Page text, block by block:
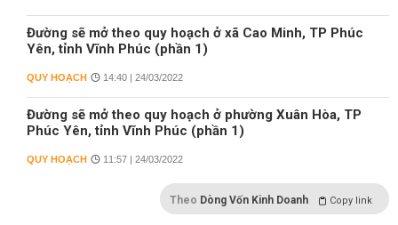
Đường sẽ mở theo quy hoạch ở xã Cao Minh, TP Phúc
Yên, tỉnh Vĩnh Phúc (phần 1)
QUY HOẠCH 14:40 | 24/03/2022
Đường sẽ mở theo quy hoạch ở phường Xuân Hòa, TP
Phúc Yên, tỉnh Vĩnh Phúc (phần 1)
QUY HOẠCH 11:57 | 24/03/2022
Theo Dòng Vốn Kinh Doanh Copy link